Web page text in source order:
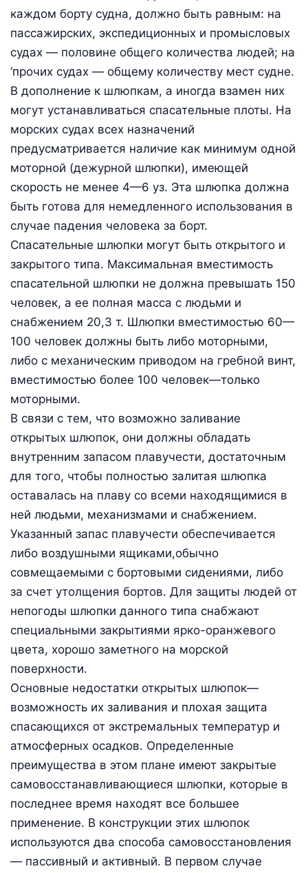
каждом борту судна, должно быть равным: на
пассажирских, экспедиционных и промысловых
судах — половине общего количества людей; на
‘прочих судах — общему количеству мест судне.
В дополнение к шлюпкам, а иногда взамен них
могут устанавливаться спасательные плоты. На
морских судах всех назначений
предусматривается наличие как минимум одной
моторной (дежурной шлюпки), имеющей
скорость не менее 4—6 уз. Эта шлюпка должна
быть готова для немедленного использования в
случае падения человека за борт.
Спасательные шлюпки могут быть открытого и
закрытого типа. Максимальная вместимость
спасательной шлюпки не должна превышать 150
человек, а ее полная масса с людьми и
снабжением 20,3 т. Шлюпки вместимостью 60—
100 человек должны быть либо моторными,
либо с механическим приводом на гребной винт,
вместимостью более 100 человек—только
моторными.
В связи с тем, что возможно заливание
открытых шлюпок, они должны обладать
внутренним запасом плавучести, достаточным
для того, чтобы полностью залитая шлюпка
оставалась на плаву со всеми находящимися в
ней людьми, механизмами и снабжением.
Указанный запас плавучести обеспечивается
либо воздушными ящиками,обычно
совмещаемыми с бортовыми сидениями, либо
за счет утолщения бортов. Для защиты людей от
непогоды шлюпки данного типа снабжают
специальными закрытиями ярко-оранжевого
цвета, хорошо заметного на морской
поверхности.
Основные недостатки открытых шлюпок—
возможность их заливания и плохая защита
спасающихся от экстремальных температур и
атмосферных осадков. Определенные
преимущества в этом плане имеют закрытые
самовосстанавливающиеся шлюпки, которые в
последнее время находят все большее
применение. В конструкции этих шлюпок
используются два способа самовосстановления
— пассивный и активный. В первом случае